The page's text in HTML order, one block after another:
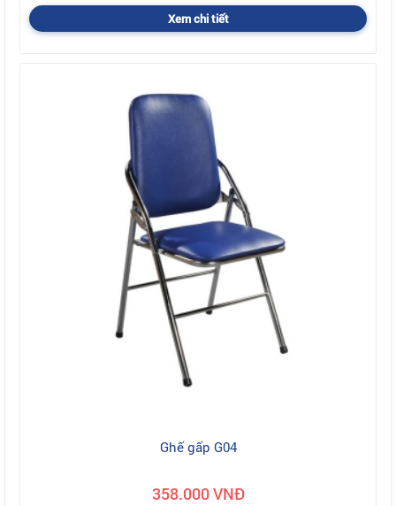
Xem chi tiết
Ghế gấp G04
358.000 VNĐ